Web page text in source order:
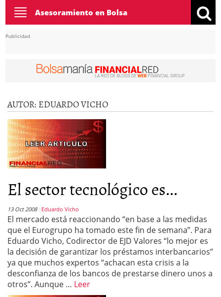
Toggle
navigation
Asesoramiento en Bolsa
Publicidad
AUTOR: EDUARDO VICHO
El sector tecnológico es...
13 Oct 2008 Eduardo Vicho
El mercado está reaccionando “en base a las medidas
que el Eurogrupo ha tomado este fin de semana”. Para
Eduardo Vicho, Codirector de EJD Valores “lo mejor es
la decisión de garantizar los préstamos interbancarios”
ya que muchos expertos “achacan esta crisis a la
desconfianza de los bancos de prestarse dinero unos a
otros”. Aunque … Leer